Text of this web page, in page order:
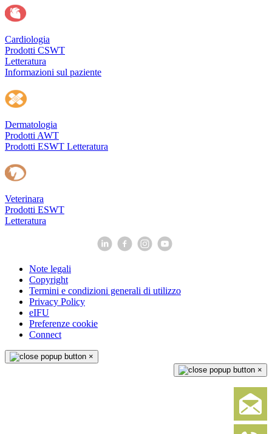
Cardiologia
Prodotti CSWT
Letteratura
Informazioni sul paziente
Dermatologia
Prodotti AWT
Prodotti ESWT Letteratura
Veterinara
Prodotti ESWT
Letteratura
Note legali
Copyright
Termini e condizioni generali di utilizzo
Privacy Policy
eIFU
Preferenze cookie
Connect
×
×